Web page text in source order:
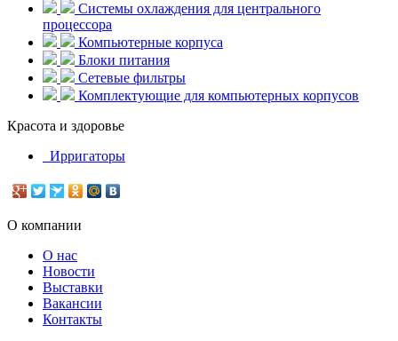
Системы охлаждения для центрального
процессора
Компьютерные корпуса
Блоки питания
Сетевые фильтры
Комплектующие для компьютерных корпусов
Красота и здоровье
Ирригаторы
О компании
О нас
Новости
Выставки
Вакансии
Контакты